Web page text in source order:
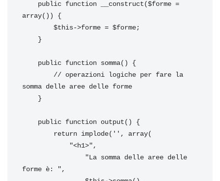
array()) {
somma delle aree delle forme
forme è: ",